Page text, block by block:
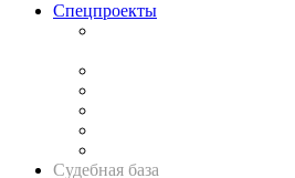
Спецпроекты
Судебная база